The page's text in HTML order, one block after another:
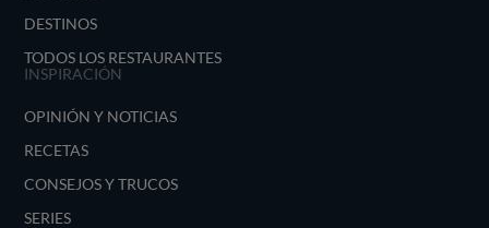
DESTINOS
TODOS LOS RESTAURANTES
INSPIRACIÓN
OPINIÓN Y NOTICIAS
RECETAS
CONSEJOS Y TRUCOS
SERIES